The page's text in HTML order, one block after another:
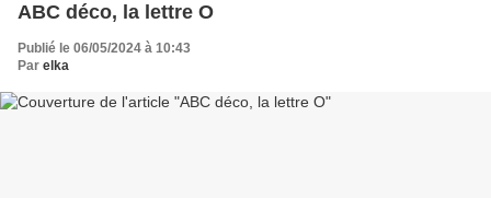
ABC déco, la lettre O
Publié le 06/05/2024 à 10:43
Par elka